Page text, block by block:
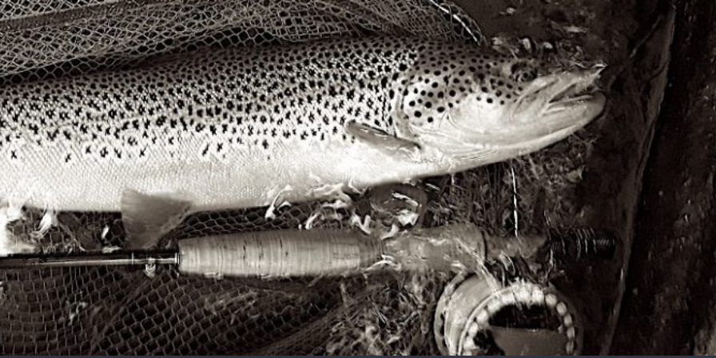
!
mouche de Tourenne dans le 33